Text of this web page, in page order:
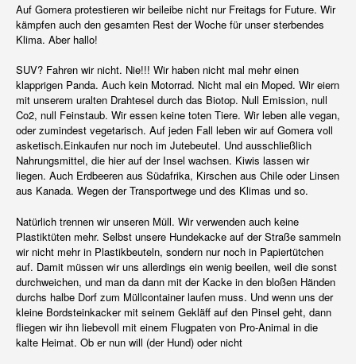
Auf Gomera protestieren wir beileibe nicht nur Freitags for Future. Wir
kämpfen auch den gesamten Rest der Woche für unser sterbendes
Klima. Aber hallo!
SUV? Fahren wir nicht. Nie!!! Wir haben nicht mal mehr einen
klapprigen Panda. Auch kein Motorrad. Nicht mal ein Moped. Wir eiern
mit unserem uralten Drahtesel durch das Biotop. Null Emission, null
Co2, null Feinstaub. Wir essen keine toten Tiere. Wir leben alle vegan,
oder zumindest vegetarisch. Auf jeden Fall leben wir auf Gomera voll
asketisch.Einkaufen nur noch im Jutebeutel. Und ausschließlich
Nahrungsmittel, die hier auf der Insel wachsen. Kiwis lassen wir
liegen. Auch Erdbeeren aus Südafrika, Kirschen aus Chile oder Linsen
aus Kanada. Wegen der Transportwege und des Klimas und so.
Natürlich trennen wir unseren Müll. Wir verwenden auch keine
Plastiktüten mehr. Selbst unsere Hundekacke auf der Straße sammeln
wir nicht mehr in Plastikbeuteln, sondern nur noch in Papiertütchen
auf. Damit müssen wir uns allerdings ein wenig beeilen, weil die sonst
durchweichen, und man da dann mit der Kacke in den bloßen Händen
durchs halbe Dorf zum Müllcontainer laufen muss. Und wenn uns der
kleine Bordsteinkacker mit seinem Gekläff auf den Pinsel geht, dann
fliegen wir ihn liebevoll mit einem Flugpaten von Pro-Animal in die
kalte Heimat. Ob er nun will (der Hund) oder nicht